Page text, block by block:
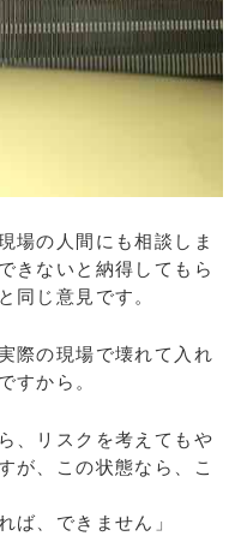
場の人間にも相談しま
きないと納得してもら
同じ意見です。
際の現場で壊れて入れ
すから。
、リスクを考えてもや
が、この状態なら、こ
ば、できません」